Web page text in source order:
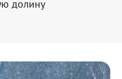
долину